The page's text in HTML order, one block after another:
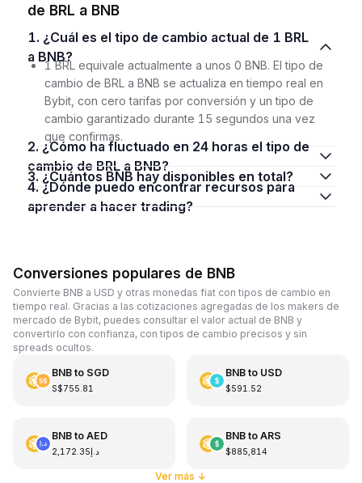
de BRL a BNB
1. ¿Cuál es el tipo de cambio actual de 1 BRL
a BNB?
1 BRL equivale actualmente a unos 0 BNB. El tipo de
cambio de BRL a BNB se actualiza en tiempo real en
Bybit, con cero tarifas por conversión y un tipo de
cambio garantizado durante 15 segundos una vez
que confirmas.
2. ¿Cómo ha fluctuado en 24 horas el tipo de
cambio de BRL a BNB?
3. ¿Cuántos BNB hay disponibles en total?
4. ¿Dónde puedo encontrar recursos para
aprender a hacer trading?
Conversiones populares de BNB
Convierte BNB a USD y otras monedas fiat con tipos de cambio en
tiempo real. Gracias a las cotizaciones agregadas de los makers de
mercado de Bybit, puedes consultar el valor actual de BNB y
convertirlo con confianza, con tipos de cambio precisos y sin
spreads ocultos.
BNBto SGD
S$755.81
BNBto USD
$591.52
BNBto AED
د.إ2,172.35
BNBto ARS
$885,814
Ver más ↓